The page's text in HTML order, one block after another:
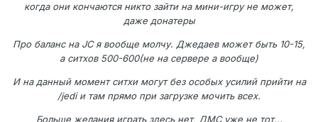
когда они кончаются никто зайти на мини-игру не может,
даже донатеры
Про баланс на JC я вообще молчу. Джедаев может быть 10-15,
а ситхов 500-600(не на сервере а вообще)
И на данный момент ситхи могут без особых усилий прийти на
/jedi и там прямо при загрузке мочить всех.
Больше желания играть здесь нет, ДМС уже не тот...